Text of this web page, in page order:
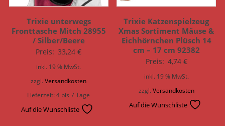
Trixie unterwegs
Fronttasche Mitch 28955
/ Silber/Beere
Preis: 33,24€
inkl. 19 % MwSt.
zzgl.Versandkosten
Lieferzeit:4 bis 7 Tage
Auf die Wunschliste
Trixie Katzenspielzeug
Xmas Sortiment Mäuse &
Eichhörnchen Plüsch 14
cm – 17 cm 92382
Preis: 4,74 €
inkl. 19 % MwSt.
zzgl. Versandkosten
Auf die Wunschliste